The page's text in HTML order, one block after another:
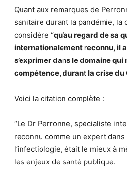
Quant aux remarques de
sanitaire durant la pandémie, la
considère “qu’au regard de sa
internationalement reconnu, il
s’exprimer dans le domaine qui
compétence, durant la crise du
Voici la citation complète :
“Le Dr Perronne, spécialiste
reconnu comme un expert dans
l’infectiologie, était le mieux à
les enjeux de santé publique.